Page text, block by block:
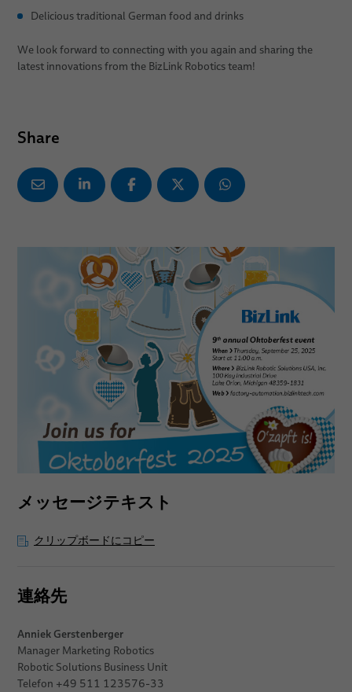
Delicious traditional German food and drinks
We look forward to connecting with you again and sharing the
latest innovations from the BizLink Robotics team!
Share
メッセージテキスト
クリップボードにコピー
連絡先
Anniek Gerstenberger
Manager Marketing Robotics
Robotic Solutions Business Unit
Telefon +49 511 123576-33